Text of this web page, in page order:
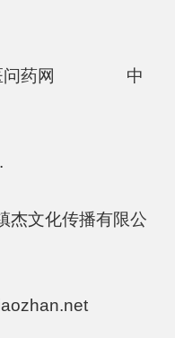
医问药网 中
文化传播有限公